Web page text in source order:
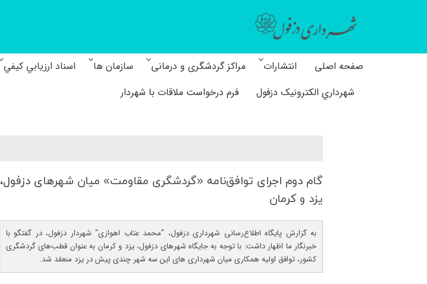
صفحه اصلی انتشارات مراکز گردشگری و درمانی سازمان ها اسناد ارزيابي كيفي
شهرداري الکترونیک دزفول
فرم درخواست ملاقات با شهردار
گام دوم اجرای توافق‌نامه «گردشگری مقاومت» میان شهرهای دزفول،
یزد و كرمان
به گزارش پایگاه اطلاع‌رسانی شهرداری دزفول، "محمد عتاب اهوازی" شهردار دزفول، در گفتگو با
خبرنگار ما اظهار داشت: با توجه به جایگاه شهرهای دزفول، یزد و کرمان به عنوان قطب‌های گردشگری
کشور، توافق اولیه همکاری میان شهرداری‌ های این سه شهر چندی پیش در یزد منعقد شد.